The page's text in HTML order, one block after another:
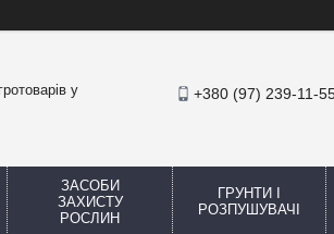
у
+380 (97) 239-11-
ЗАСОБИ
ЗАХИСТУ
РОСЛИН
ГРУНТИ І
РОЗПУШУВАЧІ